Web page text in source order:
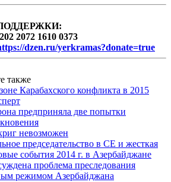
2072 1610 0373
dzen.ru/yerkramas?donate=true
также
Карабахского конфликта в 2015
предприняла две попытки
невозможен
председательство в СЕ и жесткая
события 2014 г. в Азербайджане
проблема преследования
режимом Азербайджана